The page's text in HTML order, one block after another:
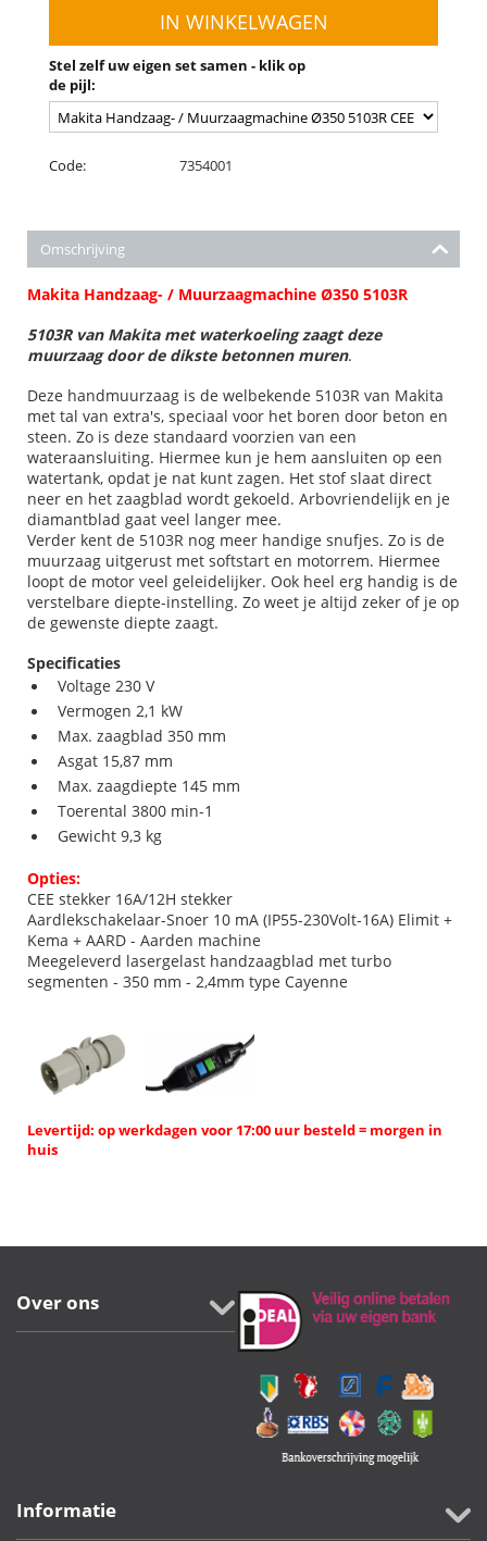
IN WINKELWAGEN
Stel zelf uw eigen set samen - klik op
de pijl:
Code: 7354001
Omschrijving
Makita Handzaag- / Muurzaagmachine Ø350 5103R
5103R van Makita met waterkoeling zaagt deze
muurzaag door de dikste betonnen muren.
Deze handmuurzaag is de welbekende 5103R van Makita
met tal van extra's, speciaal voor het boren door beton en
steen. Zo is deze standaard voorzien van een
wateraansluiting. Hiermee kun je hem aansluiten op een
watertank, opdat je nat kunt zagen. Het stof slaat direct
neer en het zaagblad wordt gekoeld. Arbovriendelijk en je
diamantblad gaat veel langer mee.
Verder kent de 5103R nog meer handige snufjes. Zo is de
muurzaag uitgerust met softstart en motorrem. Hiermee
loopt de motor veel geleidelijker. Ook heel erg handig is de
verstelbare diepte-instelling. Zo weet je altijd zeker of je op
de gewenste diepte zaagt.
Specificaties
Voltage 230 V
Vermogen 2,1 kW
Max. zaagblad 350 mm
Asgat 15,87 mm
Max. zaagdiepte 145 mm
Toerental 3800 min-1
Gewicht 9,3 kg
Opties:
CEE stekker 16A/12H stekker
Aardlekschakelaar-Snoer 10 mA (IP55-230Volt-16A) Elimit +
Kema + AARD - Aarden machine
Meegeleverd lasergelast handzaagblad met turbo
segmenten - 350 mm - 2,4mm type Cayenne
Levertijd: op werkdagen voor 17:00 uur besteld = morgen in
huis
Over ons
Informatie